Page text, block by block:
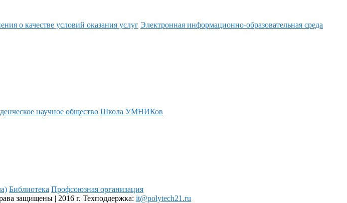
о качестве условий оказания услуг Электронная информационно-образовательная среда
научное общество Школа УМНИКов
Библиотека Профсоюзная организация
защищены | 2016 г. Техподдержка: it@polytech21.ru